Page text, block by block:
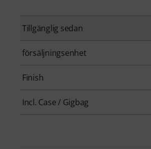
Tillgänglig sedan
försäljningsenhet
Finish
Incl. Case / Gigbag